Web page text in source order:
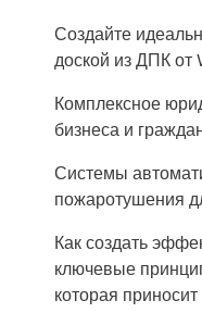
Создайте
доской из ДПК от
Комплексное
бизнеса и
Системы
пожаротушения
Как создать
ключевые
которая приносит